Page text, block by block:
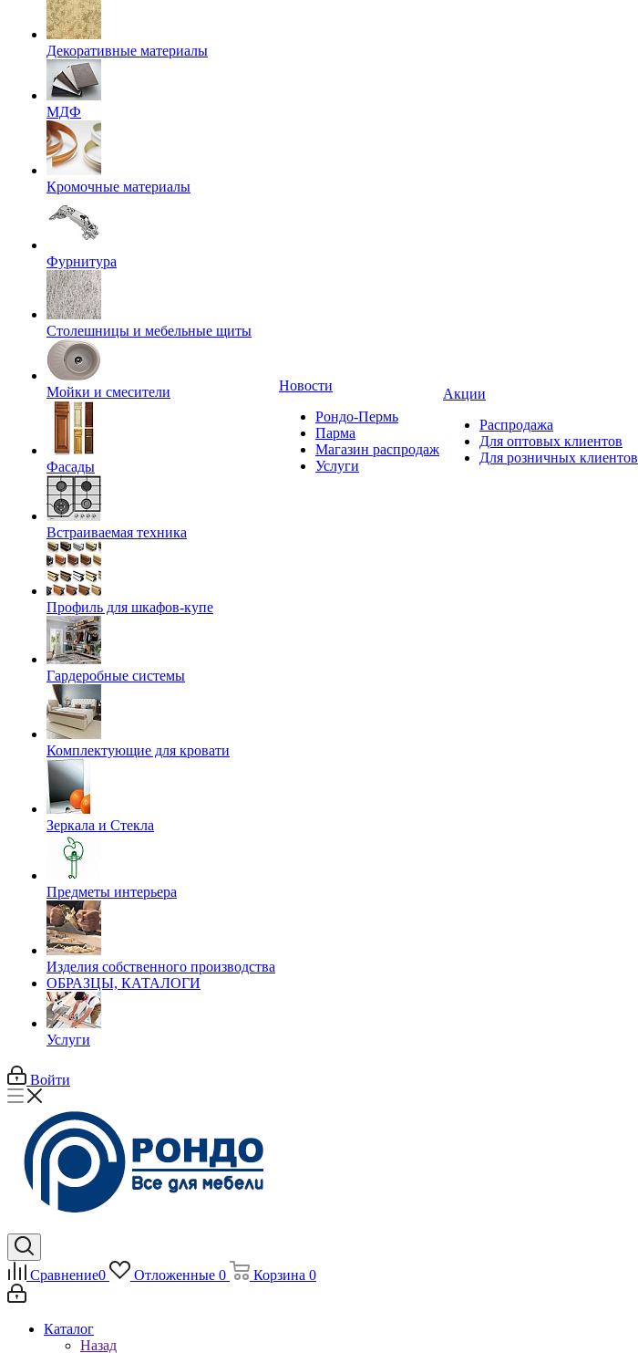
Декоративные материалы
МДФ
Кромочные материалы
Фурнитура
Столешницы и мебельные щиты
Мойки и смесители
Фасады
Встраиваемая техника
Профиль для шкафов-купе
Гардеробные системы
Комплектующие для кровати
Зеркала и Стекла
Предметы интерьера
Изделия собственного производства
ОБРАЗЦЫ, КАТАЛОГИ
Услуги
Новости
Рондо-Пермь
Парма
Магазин распродаж
Услуги
Акции
Распродажа
Для оптовых клиентов
Для розничных клиентов
Войти
Сравнение0 Отложенные 0 Корзина 0
Каталог
Назад